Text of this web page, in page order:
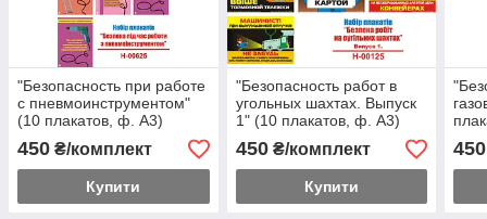
"Безопасность при работе
с пневмоинструментом"
(10 плакатов, ф. А3)
450 ₴/комплект
Купити
"Безопасность работ в
угольных шахтах. Выпуск
1" (10 плакатов, ф. А3)
450₴/комплект
Купити
450